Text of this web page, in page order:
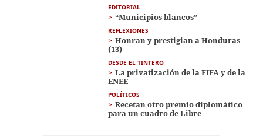
EDITORIAL
“Municipios blancos”
REFLEXIONES
Honran y prestigian a Honduras
(13)
DESDE EL TINTERO
La privatización de la FIFA y de la
ENEE
POLÍTICOS
Recetan otro premio diplomático
para un cuadro de Libre